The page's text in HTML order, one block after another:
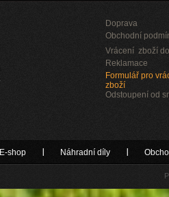
Doprava
Obchodní
Vrácení zboží
Reklamace
Formulář pro
zboží
Odstoupení od
E-shop Náhradní díly